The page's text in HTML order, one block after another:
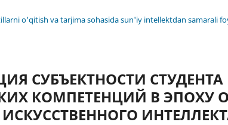
o'qitish va tarjima sohasida sun'iy intellektdan samarali
СУБЪЕКТНОСТИ СТУДЕНТА
КОМПЕТЕНЦИЙ В ЭПОХУ